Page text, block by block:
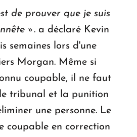
de prouver que je suis
». a déclaré Kevin
semaines lors d'une
Morgan. Même si
coupable, il ne faut
tribunal et la punition
une personne. Le
coupable en correction